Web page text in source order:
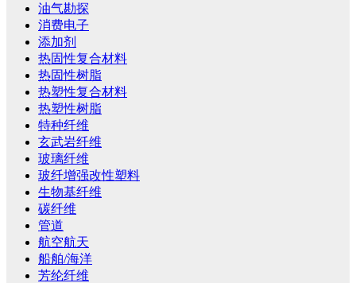
油气勘探
消费电子
添加剂
热固性复合材料
热固性树脂
热塑性复合材料
热塑性树脂
特种纤维
玄武岩纤维
玻璃纤维
玻纤增强改性塑料
生物基纤维
碳纤维
管道
航空航天
船舶/海洋
芳纶纤维